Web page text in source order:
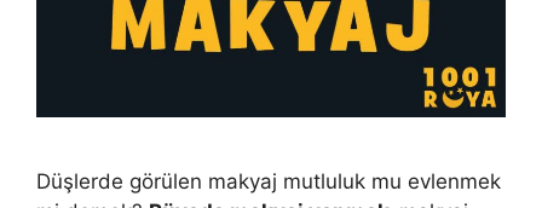
Düşlerde görülen makyaj mutluluk mu evlenmek